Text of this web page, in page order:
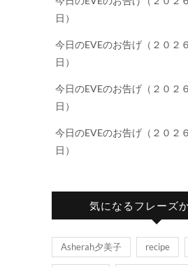
日）
今日のEVEのお告げ（２０２
日）
今日のEVEのお告げ（２０２
日）
今日のEVEのお告げ（２０２
日）
気になるフレーズ
Asherah夕美子 recipe